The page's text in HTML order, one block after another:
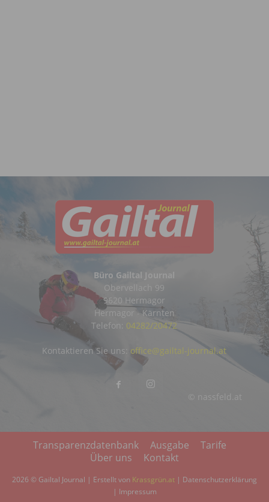
Büro Gailtal Journal
Obervellach 99
9620 Hermagor
Hermagor - Kärnten
Telefon: 04282/20472
© nassfeld.at
Kontaktieren Sie uns: office@gailtal-journal.at
Transparenzdatenbank Ausgabe
Tarife
Über uns
Kontakt
2026 © Gailtal Journal | Erstellt von Krassgrün.at | Datenschutzerklärung
| Impressum